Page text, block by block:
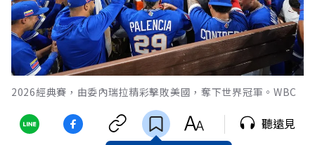
2026經典賽，由委內瑞拉精彩擊敗美國，奪下世界冠軍。WBC
聽遠見